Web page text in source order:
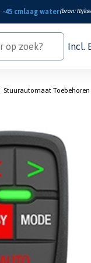
-45 cmlaag water(bron:
Incl.
Stuurautomaat Toebehoren